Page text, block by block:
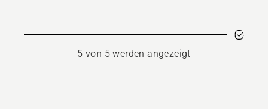
5 von 5 werden angezeigt